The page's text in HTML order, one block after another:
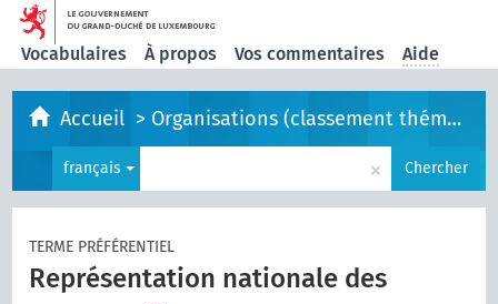
Vocabulaires À propos Vos commentaires Aide
Accueil > Organisations (classement thématique)
français × Chercher
TERME PRÉFÉRENTIEL
Représentation nationale des